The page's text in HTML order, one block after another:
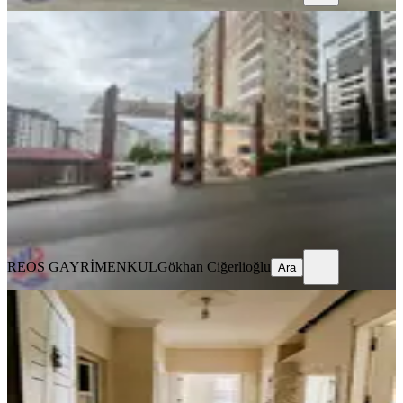
Reos Gayrimenkul'den Mimoza
Sitesinde 200m² Kiralık 4+1
Onikişubat, Tekerek Mahallesi
4+1·220 m²·5. Kat·05.08.2026
31.500 ₺
REOS GAYRİMENKUL
REOS GAYRİMENKULGökhan Ciğerlioğlu Ara
YENİ
Reos Tan 2+1 Kiralık Abdülhamitte
Onikişubat, Abdülhamid Han Mahallesi
100 m² 5. Kat 05.08.2026